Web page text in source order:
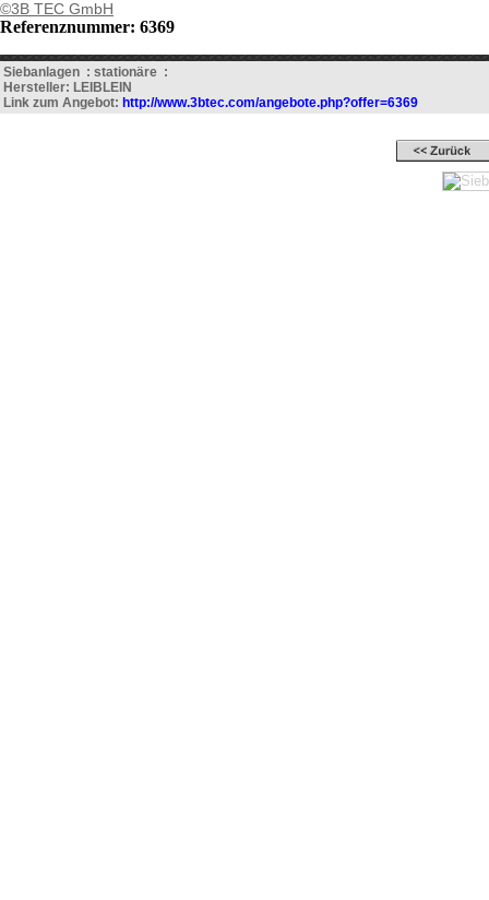
©3B TEC GmbH
Referenznummer: 6369
Siebanlagen : stationäre :
Hersteller: LEIBLEIN
Link zum Angebot: http://www.3btec.com/angebote.php?offer=6369